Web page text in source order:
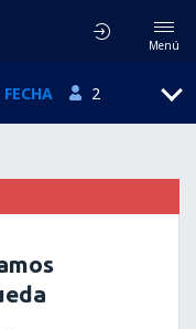
Menú
2